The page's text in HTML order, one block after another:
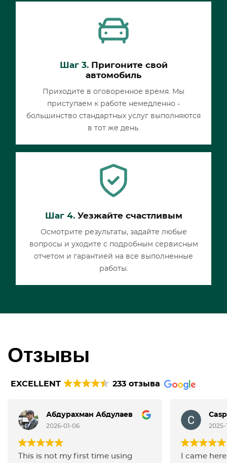
Шаг 3.Пригоните свой
автомобиль
Приходите в оговоренное время. Мы
приступаем к работе немедленно -
большинство стандартных услуг выполняются
в тот же день.
Шаг 4.Уезжайте счастливым
Осмотрите результаты, задайте любые
вопросы и уходите с подробным сервисным
отчетом и гарантией на все выполненные
работы.
Отзывы
EXCELLENT 233 отзыва
Абдурахман Абдулаев
2026-01-06
This is not my first time using
2025-
I came